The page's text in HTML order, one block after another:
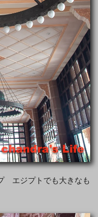
エジプトでも大きなも